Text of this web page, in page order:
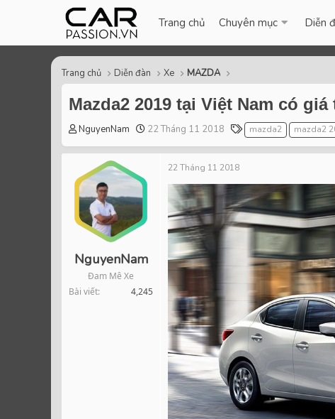
Trang chủ Chuyên mục Diễn
Trang chủ Diễn đàn Xe MAZDA
Mazda2 2019 tại Việt Nam có
T
r
a
d
s
t
r
r
NguyenNam
S
a
t
22 Tháng 11 2018
T
a
g
mazda2 mazda2
NguyenNam
Đam Mê Xe
Bài viết
4,245
22 Tháng 11 2018